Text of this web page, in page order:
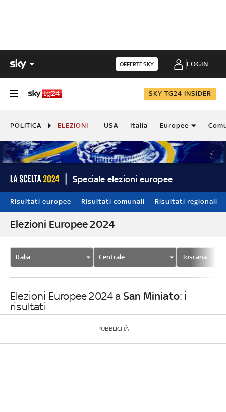
OFFERTE SKY LOGIN
SKY TG24 INSIDER
POLITICA ELEZIONI USA Italia Europee
Speciale elezioni europee
Risultati europee Risultati comunali Risultati regionali
Elezioni Europee 2024
Italia Centrale Toscana
Elezioni Europee 2024 a San Miniato: i
risultati
PUBBLICITÀ